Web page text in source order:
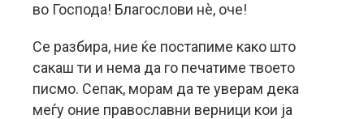
во Господа! Благослови нè, оче!
Се разбира, ние ќе постапиме како што
сакаш ти и нема да го печатиме твоето
писмо. Сепак, морам да те уверам дека
меѓу оние православни верници кои ја